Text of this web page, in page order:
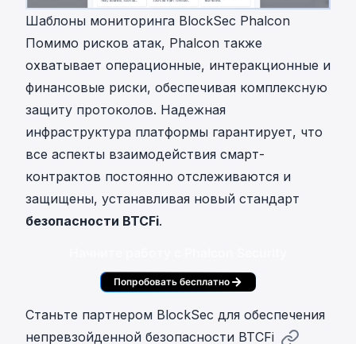
Шаблоны мониторинга BlockSec Phalcon
Помимо рисков атак, Phalcon также
охватывает операционные, интеракционные и
финансовые риски, обеспечивая комплексную
защиту протоколов. Надежная
инфраструктура платформы гарантирует, что
все аспекты взаимодействия смарт-
контрактов постоянно отслеживаются и
защищены, устанавливая новый стандарт
безопасности BTCFi.
Попробовать бесплатно
Станьте партнером BlockSec для обеспечения
непревзойденной безопасности BTCFi